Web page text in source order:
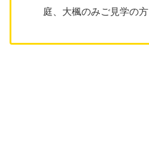
庭、大楓のみご見学の方